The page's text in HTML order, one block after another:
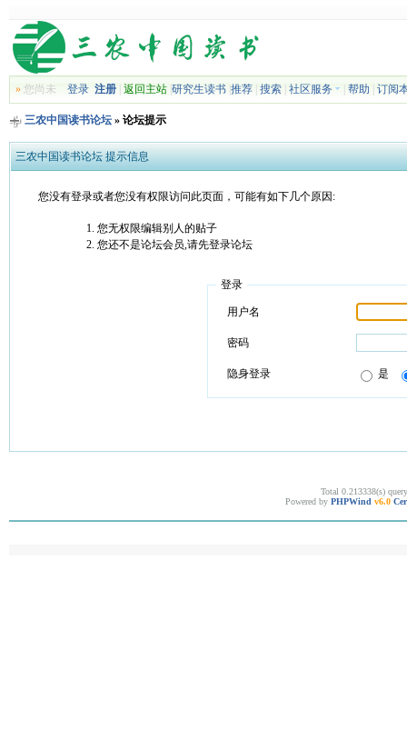
»您尚未 登录 注册| 返回主站| 研究生读书| 推荐| 搜索| 社区服务 帮助 订阅
三农中国读书论坛» 论坛提示
三农中国读书论坛 提示信息
您没有登录或者您没有权限访问此页面，可能有如下几个原因:
您无权限编辑别人的贴子
您还不是论坛会员,请先登录论坛
登录
用户名
密码
隐身登录 是
Total 0.213338(s)
Powered by PHPWind v6.0